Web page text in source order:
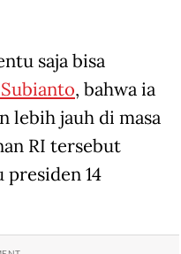
saja bisa
, bahwa ia
lebih jauh di masa
RI tersebut
presiden 14